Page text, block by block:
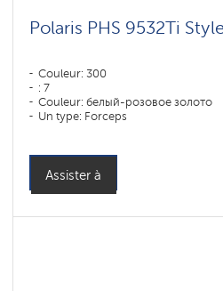
Polaris PHS 9532Ti
Couleur: 300
: 7
Couleur: белый-розовое золото
Un type: Forceps
Assister à